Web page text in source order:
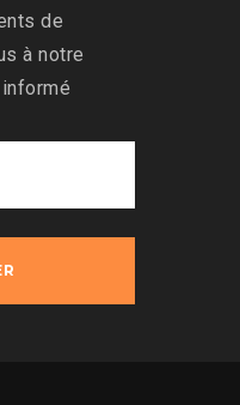
de
à notre